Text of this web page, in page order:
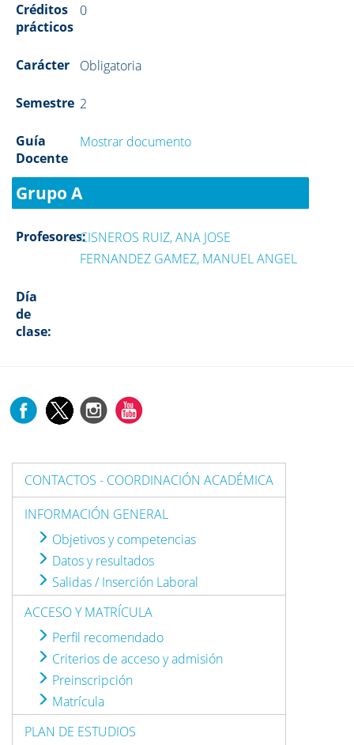
Créditos
prácticos
0
Carácter Obligatoria
Semestre 2
Guía
Docente
Mostrar documento
Grupo A
Profesores:CISNEROS RUIZ, ANA JOSE
FERNANDEZ GAMEZ, MANUEL ANGEL
Día
de
clase:
CONTACTOS - COORDINACIÓN ACADÉMICA
INFORMACIÓN GENERAL
Objetivos y competencias
Datos y resultados
Salidas / Inserción Laboral
ACCESO Y MATRÍCULA
Perfil recomendado
Criterios de acceso y admisión
Preinscripción
Matrícula
PLAN DE ESTUDIOS